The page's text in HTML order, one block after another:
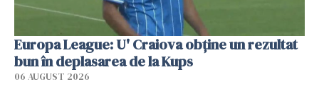
Europa League: U' Craiova obține un rezultat
bun în deplasarea de la Kups
06 AUGUST 2026